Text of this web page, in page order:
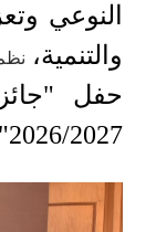
النوعي
والتنمية،
2026/2027" تحت عنوان: